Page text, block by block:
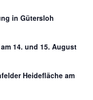
in Gütersloh
14. und 15. August
Heidefläche am